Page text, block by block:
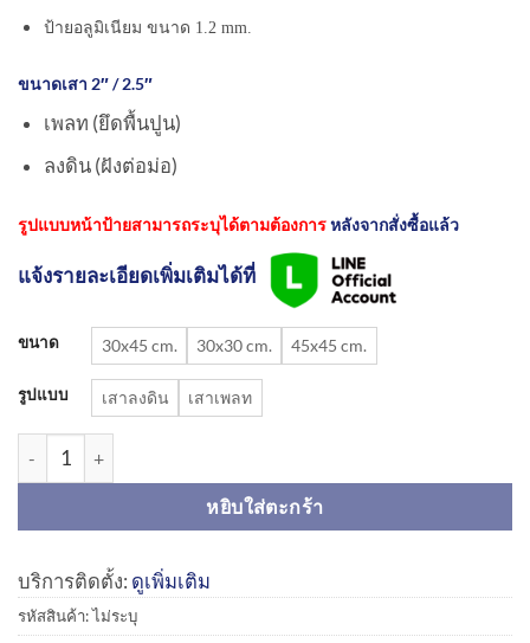
ป้ายอลูมิเนียม ขนาด 1.2 mm.
ขนาดเสา 2″ / 2.5″
เพลท (ยึดพื้นปูน)
ลงดิน (ฝังต่อม่อ)
รูปแบบหน้าป้ายสามารถระบุได้ตามต้องการหลังจากสั่งซื้อแล้ว
แจ้งรายละเอียดเพิ่มเติมได้ที่
ขนาด 30x45 cm. 30x30 cm. 45x45 cm.
รูปแบบ เสาลงดิน เสาเพลท
จำนวน ชุดเสาพร้อมป้ายที่จอดรถคนพิการ | Disabled parking sign
หยิบใส่ตะกร้า
บริการติดตั้ง: ดูเพิ่มเติม
รหัสสินค้า:ไม่ระบุ